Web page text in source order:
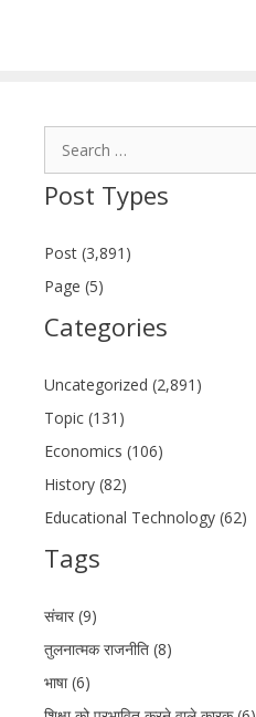
Post Types
Post (3,891)
Page (5)
Categories
Uncategorized (2,891)
Topic (131)
Economics (106)
History (82)
Educational Technology (62)
Tags
संचार (9)
तुलनात्मक राजनीति (8)
भाषा (6)